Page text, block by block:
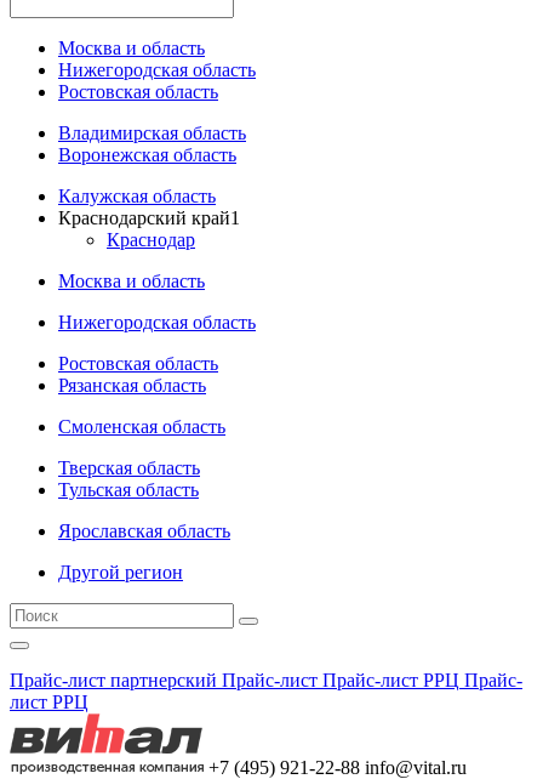
Москва и область
Нижегородская область
Ростовская область
Владимирская область
Воронежская область
Калужская область
Краснодарский край1
Краснодар
Москва и область
Нижегородская область
Ростовская область
Рязанская область
Смоленская область
Тверская область
Тульская область
Ярославская область
Другой регион
Прайс-лист партнерский Прайс-лист Прайс-лист РРЦ Прайс-
лист РРЦ
+7 (495) 921-22-88 info@vital.ru